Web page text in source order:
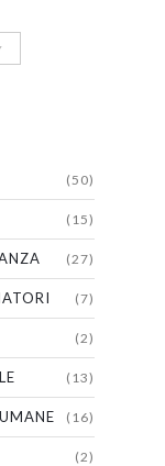
(50)
(15)
(27)
(7)
(2)
(13)
(16)
(2)